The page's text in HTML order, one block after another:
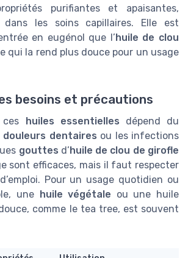
purifiantes et apaisantes,
dans les soins capillaires. Elle est
en eugénol que l’huile de clou
qui la rend plus douce pour un usage
besoins et précautions
huiles essentielles dépend du
douleurs dentaires ou les infections
gouttes d’huile de clou de girofle
sont efficaces, mais il faut respecter
Pour un usage quotidien ou
une huile végétale ou une huile
comme le tea tree, est souvent